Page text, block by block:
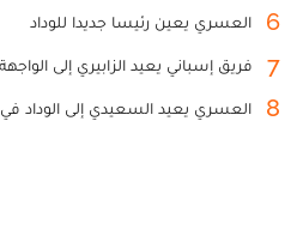
6 العسري يعين رئيسا جديدا للوداد
7 فريق إسباني يعيد الزابيري إلى
8 العسري يعيد السعيدي إلى الوداد